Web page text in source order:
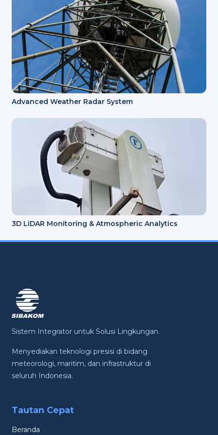
Advanced Weather Radar System
3D LiDAR Monitoring & Atmospheric Analytics
Sistem Integrator untuk Solusi Lingkungan.
Menyediakan teknologi presisi di bidang
meteorologi, maritim, dan infrastruktur di
seluruh Indonesia.
Tautan Cepat
Beranda